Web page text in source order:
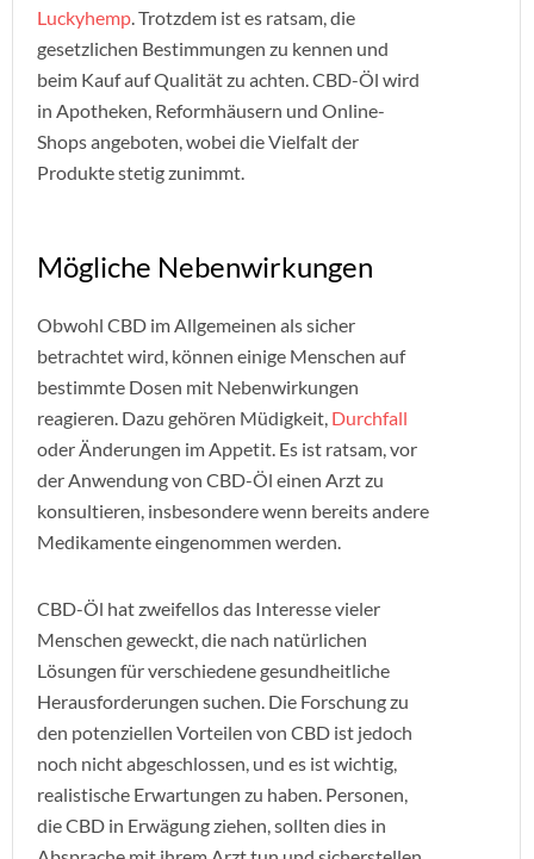
Luckyhemp . Trotzdem ist es ratsam, die
gesetzlichen Bestimmungen zu kennen und
beim Kauf auf Qualität zu achten. CBD-Öl wird
in Apotheken, Reformhäusern und Online-
Shops angeboten, wobei die Vielfalt der
Produkte stetig zunimmt.
Mögliche Nebenwirkungen
Obwohl CBD im Allgemeinen als sicher
betrachtet wird, können einige Menschen auf
bestimmte Dosen mit Nebenwirkungen
reagieren. Dazu gehören Müdigkeit, Durchfall
oder Änderungen im Appetit. Es ist ratsam, vor
der Anwendung von CBD-Öl einen Arzt zu
konsultieren, insbesondere wenn bereits andere
Medikamente eingenommen werden.
CBD-Öl hat zweifellos das Interesse vieler
Menschen geweckt, die nach natürlichen
Lösungen für verschiedene gesundheitliche
Herausforderungen suchen. Die Forschung zu
den potenziellen Vorteilen von CBD ist jedoch
noch nicht abgeschlossen, und es ist wichtig,
realistische Erwartungen zu haben. Personen,
die CBD in Erwägung ziehen, sollten dies in